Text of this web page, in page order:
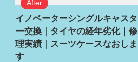
イノベーターシングルキャスタ
ー交換｜タイヤの経年劣化｜修
理実績｜スーツケースなおしま
す